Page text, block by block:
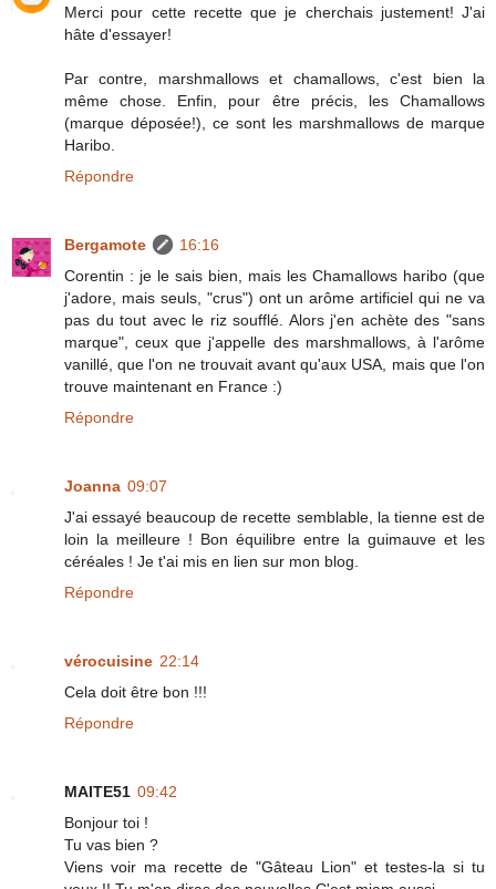
Merci pour cette recette que je cherchais justement! J'ai
hâte d'essayer!
Par contre, marshmallows et chamallows, c'est bien la
même chose. Enfin, pour être précis, les Chamallows
(marque déposée!), ce sont les marshmallows de marque
Haribo.
Répondre
Bergamote
16:16
Corentin : je le sais bien, mais les Chamallows haribo (que
j'adore, mais seuls, "crus") ont un arôme artificiel qui ne va
pas du tout avec le riz soufflé. Alors j'en achète des "sans
marque", ceux que j'appelle des marshmallows, à l'arôme
vanillé, que l'on ne trouvait avant qu'aux USA, mais que l'on
trouve maintenant en France :)
Répondre
Joanna 09:07
J'ai essayé beaucoup de recette semblable, la tienne est de
loin la meilleure ! Bon équilibre entre la guimauve et les
céréales ! Je t'ai mis en lien sur mon blog.
Répondre
vérocuisine 22:14
Cela doit être bon !!!
Répondre
MAITE51 09:42
Bonjour toi !
Tu vas bien ?
Viens voir ma recette de "Gâteau Lion" et testes-la si tu